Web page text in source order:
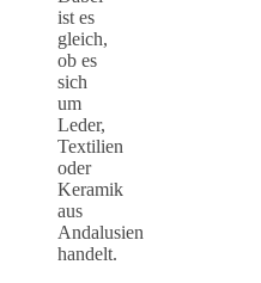
ist es
gleich,
ob es
sich
um
Leder,
Textilien
oder
Keramik
aus
Andalusien
handelt.